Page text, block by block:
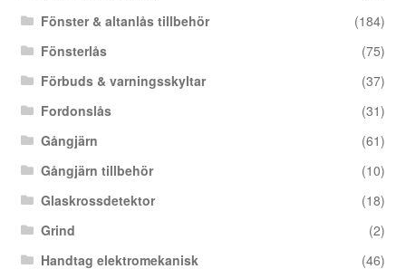
Fönster & altanlås tillbehör
(184)
Fönsterlås
(75)
Förbuds & varningsskyltar
(37)
Fordonslås
(31)
Gångjärn
(61)
Gångjärn tillbehör
(10)
Glaskrossdetektor
(18)
Grind
(2)
Handtag elektromekanisk
(46)